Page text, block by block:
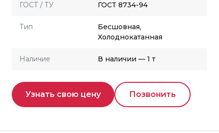
ГОСТ / ТУ ГОСТ 8734-94
Тип
Бесшовная,
Холоднокатанная
Наличие В наличии — 1 т
Узнать свою цену Позвонить